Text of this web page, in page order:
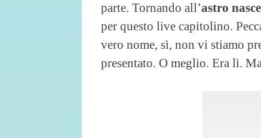
parte. Tornando all’astro
per questo live capitolino.
vero nome, sì, non vi stiamo
presentato. O meglio. Era lì.